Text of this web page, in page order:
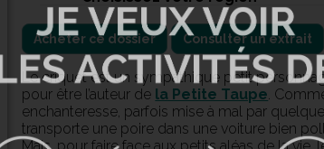
Acheter ce dossier Consulter un extrait
Le criquet est un sympathique petit
pour être l’auteur de la Petite Taupe.
enchanteresse, parfois mise à mal par
transporte une poire dans une voiture bien